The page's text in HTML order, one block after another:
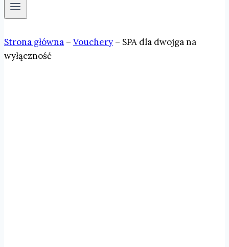
Strona główna – Vouchery – SPA dla dwojga na
wyłączność